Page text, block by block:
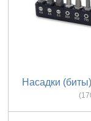
Насадки